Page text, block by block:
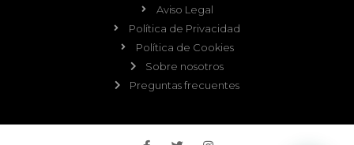
Aviso Legal
Política de Privacidad
Política de Cookies
Sobre nosotros
Preguntas frecuentes